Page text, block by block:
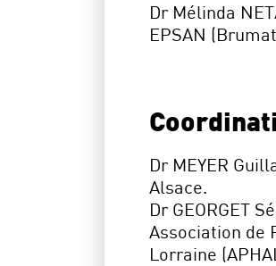
Dr Mélinda
EPSAN
Dr MEYER
Alsace.
Dr GEORGET
Association de
Lorraine